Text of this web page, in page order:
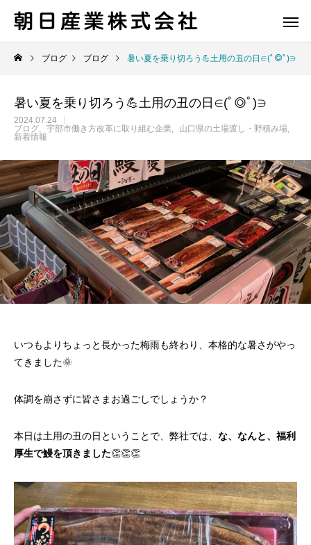
ブログ ブログ 暑い夏を乗り切ろう💪土用の丑の日∈(ﾟ◎ﾟ)∋
暑い夏を乗り切ろう💪土用の丑の日∈(ﾟ◎ﾟ)∋
2024.07.24
ブログ
宇部市働き方改革に取り組む企業
山口県の土場渡し・野積み場
新着情報
いつもよりちょっと長かった梅雨も終わり、本格的な暑さがやっ
てきました🌞
体調を崩さずに皆さまお過ごしでしょうか？
本日は土用の丑の日ということで、弊社では、 な、なんと、福利
厚生で鰻を頂きました👏👏👏